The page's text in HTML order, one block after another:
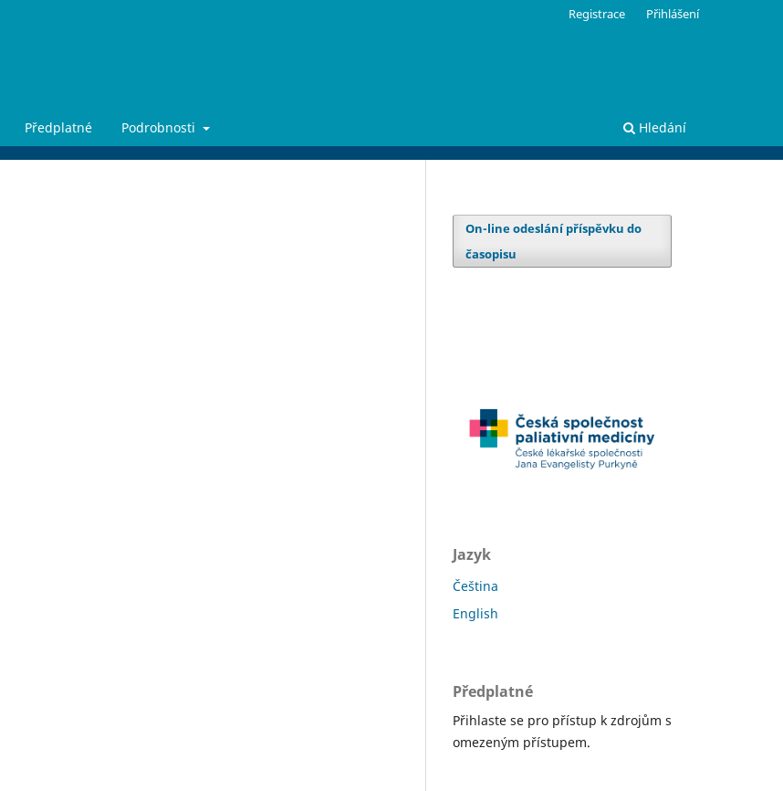
Předplatné Podrobnosti Hledání
Registrace Přihlášení
On-line odeslání příspěvku do
časopisu
Jazyk
Čeština
English
Předplatné
Přihlaste se pro přístup k zdrojům s
omezeným přístupem.